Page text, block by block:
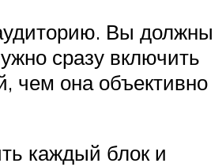
Вы должны
сразу включить
чем она объективно
каждый блок и